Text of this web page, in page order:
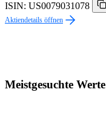
ISIN: US0079031078
Aktiendetails öffnen
Meistgesuchte Werte